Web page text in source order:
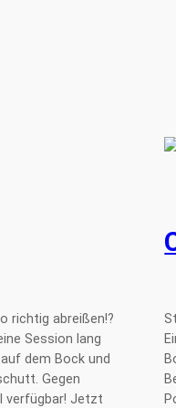
richtig abreißen!?
Session lang
dem Bock und
Gegen
verfügbar! Jetzt